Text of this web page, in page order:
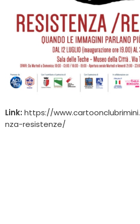
Link: https://
nza-resistenze/